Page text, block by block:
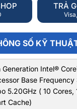
TRẢ
SỐ KỸ
Generation Intel®
Base
5.20GHz ( 10 Cores,
Cache)